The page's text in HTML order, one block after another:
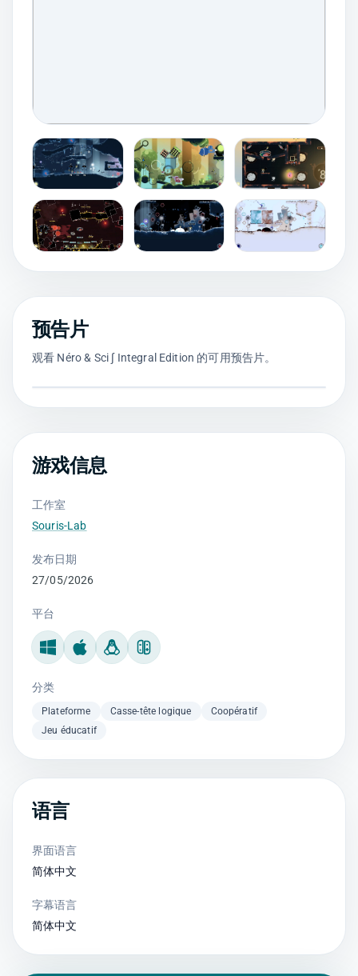
预告片
观看 Néro & Sci ∫ Integral Edition 的可用预告片。
游戏信息
工作室
Souris-Lab
发布日期
27/05/2026
平台
Windows
Mac LinuxNintendo Switch
分类
Plateforme Casse-tête logique
Coopératif
Jeu éducatif
语言
界面语言
简体中文
字幕语言
简体中文